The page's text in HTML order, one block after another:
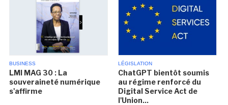
BUSINESS
LMI MAG 30 : La
souveraineté numérique
s'affirme
LÉGISLATION
ChatGPT bientôt soumis
au régime renforcé du
Digital Service Act de
l'Union...